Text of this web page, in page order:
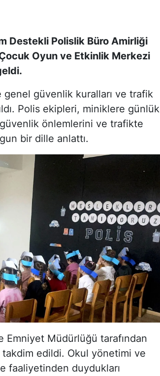
Destekli Polislik Büro Amirliği
Oyun ve Etkinlik Merkezi
güvenlik kuralları ve trafik
Polis ekipleri, miniklere günlük
önlemlerini ve trafikte
bir dille anlattı.
Emniyet Müdürlüğü tarafından
edildi. Okul yönetimi ve
faaliyetinden duydukları